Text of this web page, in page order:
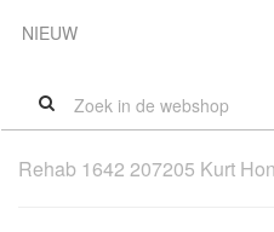
NIEUW
Rehab 1642 207205 Kurt